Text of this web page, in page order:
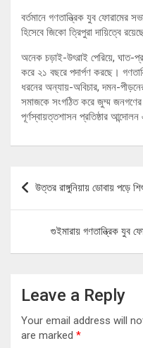
বর্তমানে গণতান্ত্রিক যুব ফোরামের
হিসেবে জিকো ত্রিপুরা দায়িত্বে
অনেক চড়াই-উৎরাই পেরিয়ে, ঘাত-
করে ২১ বছরে পদার্পণ করছে।
ধরনের অন্যায়-অবিচার, দমন-
সমাজকে সংগঠিত করে জুম্ম
পূর্ণস্বায়ত্তশাসন প্রতিষ্ঠার
Post
navigation
উত্তর রাঙ্গুনিয়ায় ডোবায় পড়ে
গুইমারায় গণতান্ত্রিক যুব
Leave a Reply
Your email address will
are marked *